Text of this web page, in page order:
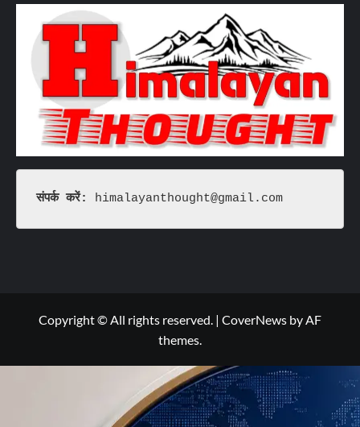
संपर्क करें: himalayanthought@gmail.com
Copyright © All rights reserved. | CoverNews by AF
themes.